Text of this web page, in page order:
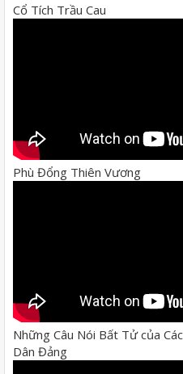
Cổ Tích Trầu Cau
Phù Đổng Thiên Vương
Những Câu Nói Bất Tử của
Dân Đảng